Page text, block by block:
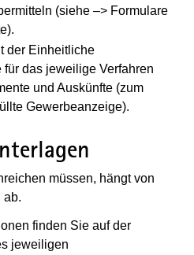
(siehe –> Formulare
der Einheitliche
das jeweilige Verfahren
und Auskünfte (zum
Gewerbeanzeige).
müssen, hängt von
ab.
finden Sie auf der
jeweiligen